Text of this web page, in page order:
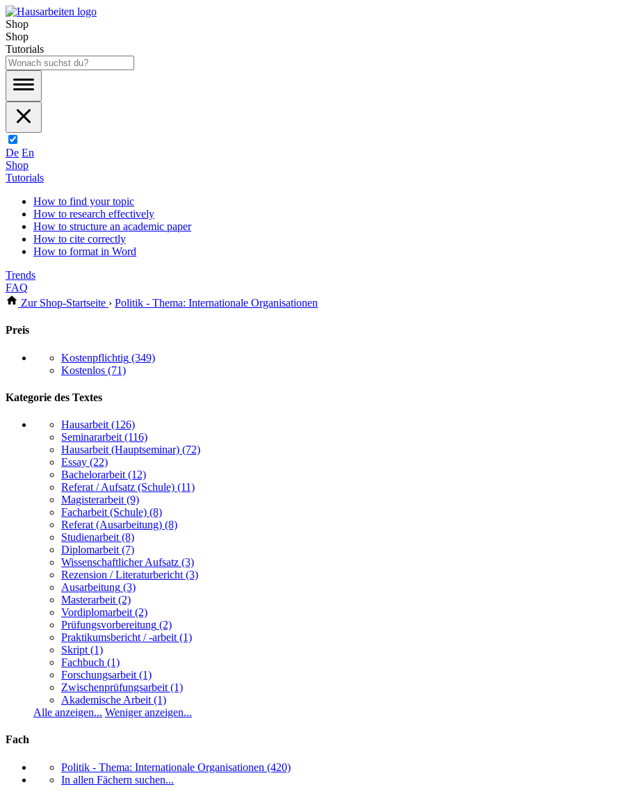
Shop
Shop
Tutorials
De En
Shop
Tutorials
How to find your topic
How to research effectively
How to structure an academic paper
How to cite correctly
How to format in Word
Trends
FAQ
Zur Shop-Startseite › Politik - Thema: Internationale Organisationen
Preis
Kostenpflichtig (349)
Kostenlos (71)
Kategorie des Textes
Hausarbeit (126)
Seminararbeit (116)
Hausarbeit (Hauptseminar) (72)
Essay (22)
Bachelorarbeit (12)
Referat / Aufsatz (Schule) (11)
Magisterarbeit (9)
Facharbeit (Schule) (8)
Referat (Ausarbeitung) (8)
Studienarbeit (8)
Diplomarbeit (7)
Wissenschaftlicher Aufsatz (3)
Rezension / Literaturbericht (3)
Ausarbeitung (3)
Masterarbeit (2)
Vordiplomarbeit (2)
Prüfungsvorbereitung (2)
Praktikumsbericht / -arbeit (1)
Skript (1)
Fachbuch (1)
Forschungsarbeit (1)
Zwischenprüfungsarbeit (1)
Akademische Arbeit (1)
Alle anzeigen... Weniger anzeigen...
Fach
Politik - Thema: Internationale Organisationen (420)
In allen Fächern suchen...